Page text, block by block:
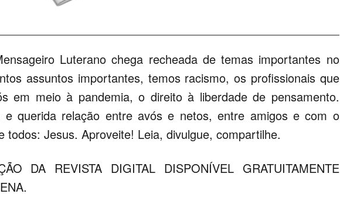
Luterano chega recheada de temas importantes no
assuntos importantes, temos racismo, os profissionais que
em meio à pandemia, o direito à liberdade de pensamento.
e querida relação entre avós e netos, entre amigos e com o
todos: Jesus. Aproveite! Leia, divulgue, compartilhe.
DA REVISTA DIGITAL DISPONÍVEL GRATUITAMENTE